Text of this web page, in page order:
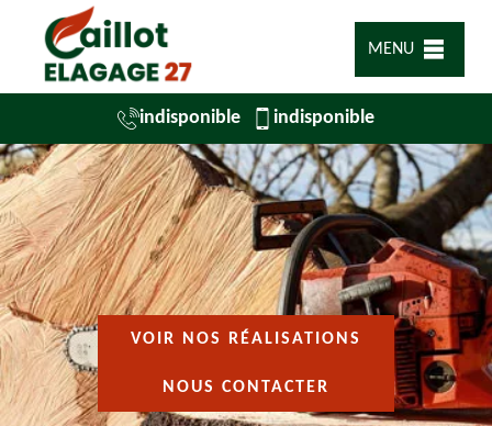
MENU
indisponible indisponible
VOIR NOS RÉALISATIONS
NOUS CONTACTER